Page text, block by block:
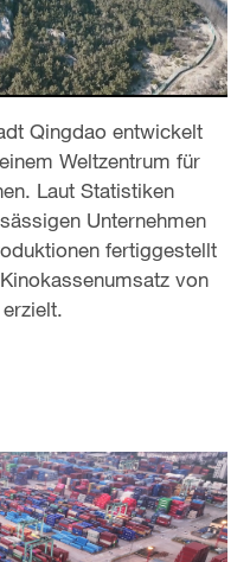
Qingdao entwickelt
Weltzentrum für
Laut Statistiken
Unternehmen
fertiggestellt
von